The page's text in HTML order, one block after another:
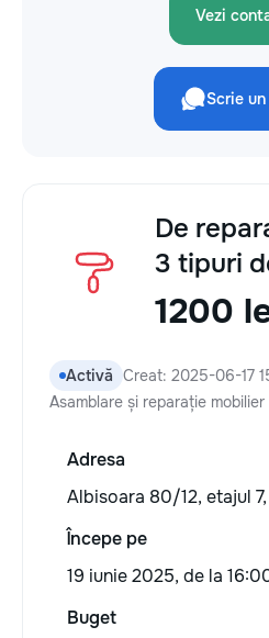
Vezi
Scrie un
De
3 tipuri
1200
Activă Creat: 2025-06-17
Asamblare și reparație mobilier
Adresa
Albisoara 80/12, etajul
Începe pe
19 iunie 2025, de la
Buget